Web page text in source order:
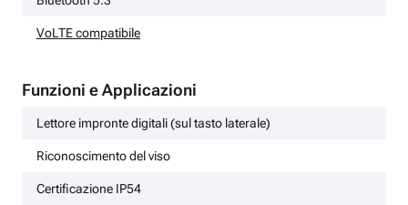
VoLTE compatibile
Funzioni e Applicazioni
Lettore impronte digitali (sul tasto laterale)
Riconoscimento del viso
Certificazione IP54